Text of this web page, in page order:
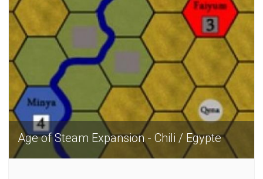
Age of Steam Expansion - Chili / Egypte